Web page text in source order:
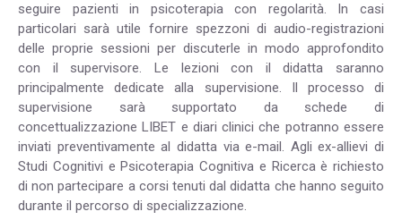
seguire pazienti in psicoterapia con regolarità. In casi
particolari sarà utile fornire spezzoni di audio-registrazioni
delle proprie sessioni per discuterle in modo approfondito
con il supervisore. Le lezioni con il didatta saranno
principalmente dedicate alla supervisione. Il processo di
supervisione sarà supportato da schede di
concettualizzazione LIBET e diari clinici che potranno essere
inviati preventivamente al didatta via e-mail. Agli ex-allievi di
Studi Cognitivi e Psicoterapia Cognitiva e Ricerca è richiesto
di non partecipare a corsi tenuti dal didatta che hanno seguito
durante il percorso di specializzazione.